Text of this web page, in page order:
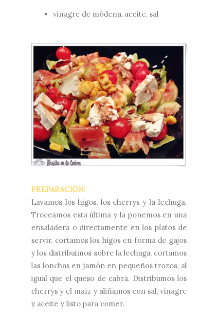
vinagre de módena, aceite, sal
PREPARACIÓN:
Lavamos los higos, los cherrys y la lechuga.
Troceamos esta última y la ponemos en una
ensaladera o directamente en los platos de
servir, cortamos los higos en forma de gajos
y los distribuimos sobre la lechuga, cortamos
las lonchas en jamón en pequeños trozos, al
igual que el queso de cabra. Distribumos los
cherrys y el maíz y aliñamos con sal, vinagre
y aceite y listo para comer.